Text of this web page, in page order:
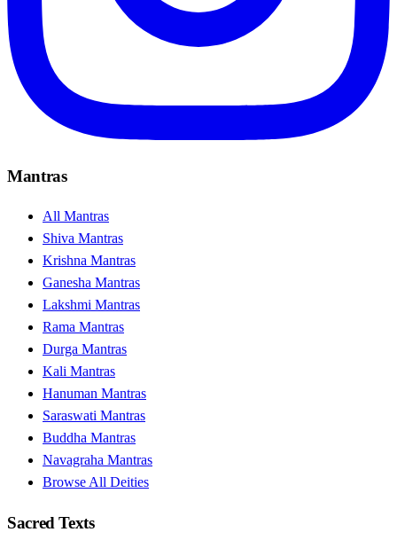
Mantras
All Mantras
Shiva Mantras
Krishna Mantras
Ganesha Mantras
Lakshmi Mantras
Rama Mantras
Durga Mantras
Kali Mantras
Hanuman Mantras
Saraswati Mantras
Buddha Mantras
Navagraha Mantras
Browse All Deities
Sacred Texts